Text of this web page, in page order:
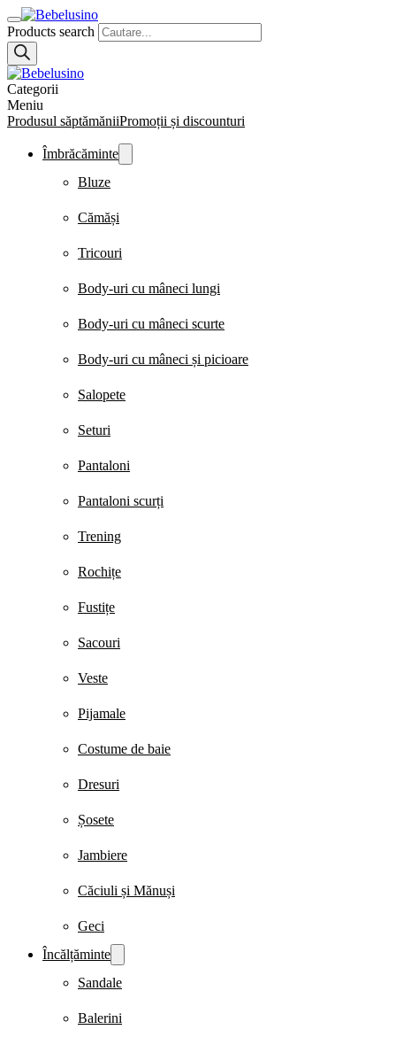
Products search
Categorii
Meniu
Produsul săptămăniiPromoții și discounturi
Îmbrăcăminte
Bluze
Cămăși
Tricouri
Body-uri cu mâneci lungi
Body-uri cu mâneci scurte
Body-uri cu mâneci și picioare
Salopete
Seturi
Pantaloni
Pantaloni scurți
Trening
Rochițe
Fustițe
Sacouri
Veste
Pijamale
Costume de baie
Dresuri
Șosete
Jambiere
Căciuli și Mănuși
Geci
Încălțăminte
Sandale
Balerini